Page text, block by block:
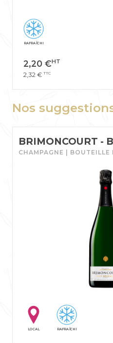
RAFRAÎCHI
2,20 €HT
2,32 € TTC
Nos
BRIMONCOURT -
CHAMPAGNE | BOUTEILLE
LOCAL RAFRAÎCHI